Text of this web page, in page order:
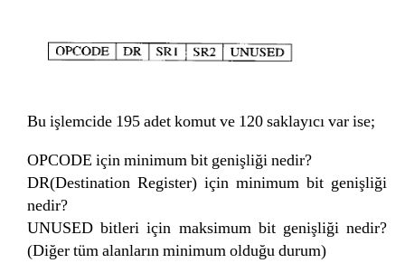
Bu işlemcide 195 adet komut ve 120 saklayıcı var ise;
OPCODE için minimum bit genişliği nedir?
DR(Destination Register) için minimum bit genişliği
nedir?
UNUSED bitleri için maksimum bit genişliği nedir?
(Diğer tüm alanların minimum olduğu durum)